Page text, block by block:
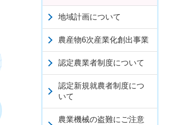
地域計画について
農産物6次産業化創出事業
認定農業者制度について
認定新規就農者制度につ
いて
農業機械の盗難にご注意